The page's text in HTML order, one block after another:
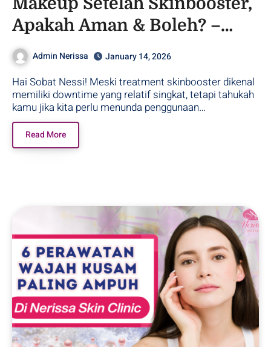
Makeup Setelah Skinbooster,
Apakah Aman & Boleh? –
Purwodadi
Admin Nerissa January 14, 2026
Hai Sobat Nessi! Meski treatment skinbooster dikenal
memiliki downtime yang relatif singkat, tetapi tahukah
kamu jika kita perlu menunda penggunaan…
Read More